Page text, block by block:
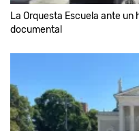
La Orquesta Escuela ante
documental